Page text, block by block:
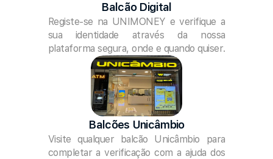
Balcão Digital
Registe-se na UNIMONEY e verifique a
sua identidade através da nossa
plataforma segura, onde e quando quiser.
Balcões Unicâmbio
Visite qualquer balcão Unicâmbio para
completar a verificação com a ajuda dos